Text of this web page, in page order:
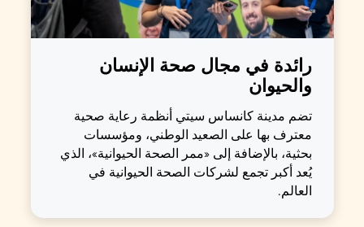
رائدة في مجال صحة الإنسان
والحيوان
تضم مدينة كانساس سيتي أنظمة رعاية صحية
معترف بها على الصعيد الوطني، ومؤسسات
بحثية، بالإضافة إلى «ممر الصحة الحيوانية»، الذي
يُعد أكبر تجمع لشركات الصحة الحيوانية في
العالم.